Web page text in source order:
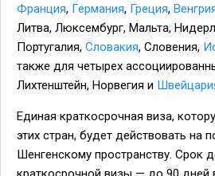
Франция, Германия, Греция,
Литва, Люксембург, Мальта,
Португалия, Словакия, Словения,
также для четырех
Лихтенштейн, Норвегия и
Единая краткосрочная виза,
этих стран, будет действовать на
Шенгенскому пространству. Срок